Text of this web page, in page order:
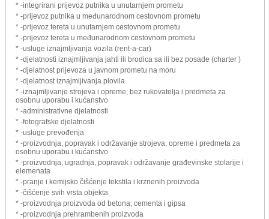
* -integrirani prijevoz putnika u unutarnjem prometu
* -prijevoz putnika u međunarodnom cestovnom prometu
* -prijevoz tereta u unutarnjem cestovnom prometu
* -prijevoz tereta u međunarodnom cestovnom prometu
* -usluge iznajmljivanja vozila (rent-a-car)
* -djelatnosti iznajmljivanja jahti ili brodica sa ili bez posade (charter )
* -djelatnost prijevoza u javnom prometu na moru
* -djelatnost iznajmljivanja plovila
* -iznajmljivanje strojeva i opreme, bez rukovatelja i predmeta za
osobnu uporabu i kućanstvo
* -administrativne djelatnosti
* -fotografske djelatnosti
* -usluge prevođenja
* -proizvodnja, popravak i održavanje strojeva, opreme i predmeta za
osobnu uporabu i kućanstvo
* -proizvodnja, ugradnja, popravak i održavanje građevinske stolarije i
elemenata
* -pranje i kemijsko čišćenje tekstila i krznenih proizvoda
* -čišćenje svih vrsta objekta
* -proizvodnja proizvoda od betona, cementa i gipsa
* -proizvodnja prehrambenih proizvoda